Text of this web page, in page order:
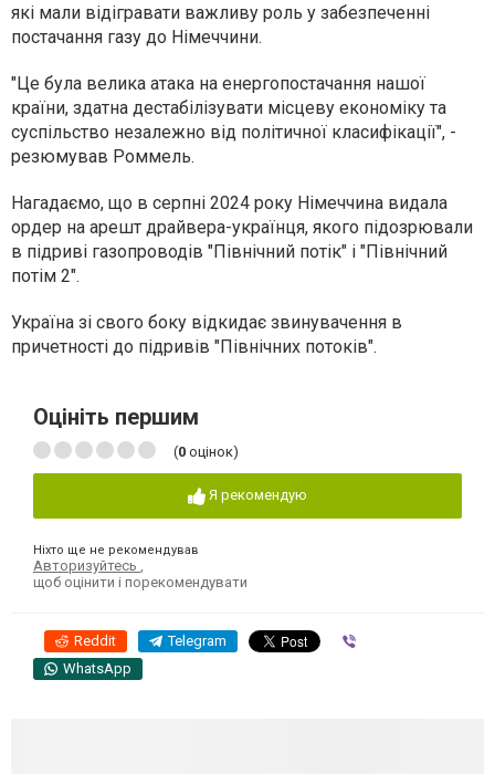
які мали відігравати важливу роль у забезпеченні
постачання газу до Німеччини.
"Це була велика атака на енергопостачання нашої
країни, здатна дестабілізувати місцеву економіку та
суспільство незалежно від політичної класифікації", -
резюмував Роммель.
Нагадаємо, що в серпні 2024 року Німеччина видала
ордер на арешт драйвера-українця, якого підозрювали
в підриві газопроводів "Північний потік" і "Північний
потім 2".
Україна зі свого боку відкидає звинувачення в
причетності до підривів "Північних потоків".
Оцініть першим
(0 оцінок)
Я рекомендую
Ніхто ще не рекомендував
Авторизуйтесь
щоб оцінити і порекомендувати
Reddit Telegram
WhatsApp